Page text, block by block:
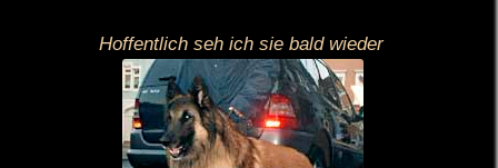
Hoffentlich seh ich sie bald wieder